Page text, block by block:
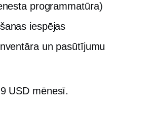
programmatūra)
iespējas
un pasūtījumu
USD mēnesī.